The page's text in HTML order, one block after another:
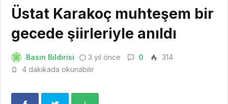
Üstat Karakoç muhteşem bir
gecede şiirleriyle anıldı
Basın Bildirisi 3 yıl önce 0
314
4 dakikada okunabilir